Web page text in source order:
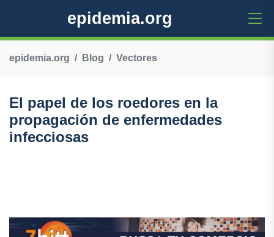
epidemia.org
epidemia.org Blog Vectores
El papel de los roedores en la
propagación de enfermedades
infecciosas